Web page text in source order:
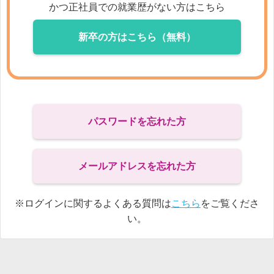
かつ正社員での就業歴がない方はこちら
新卒の方はこちら（無料）
パスワードを忘れた方
メールアドレスを忘れた方
※ログインに関するよくある質問はこちら をご覧くださ
い。